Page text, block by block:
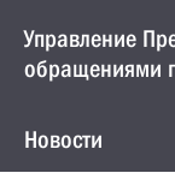
Управление
обращениями
Новости